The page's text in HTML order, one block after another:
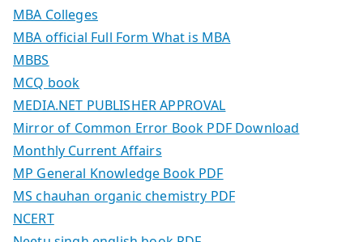
MBA Colleges
MBA official Full Form What is MBA
MBBS
MCQ book
MEDIA.NET PUBLISHER APPROVAL
Mirror of Common Error Book PDF Download
Monthly Current Affairs
MP General Knowledge Book PDF
MS chauhan organic chemistry PDF
NCERT